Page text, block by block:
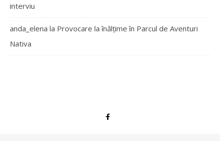
interviu
anda_elena la Provocare la înălțime în Parcul de Aventuri
Nativa